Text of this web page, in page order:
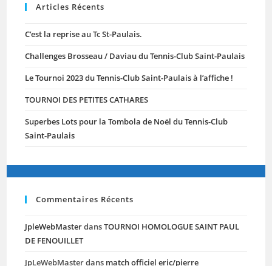
Articles Récents
C’est la reprise au Tc St-Paulais.
Challenges Brosseau / Daviau du Tennis-Club Saint-Paulais
Le Tournoi 2023 du Tennis-Club Saint-Paulais à l’affiche !
TOURNOI DES PETITES CATHARES
Superbes Lots pour la Tombola de Noël du Tennis-Club
Saint-Paulais
Commentaires Récents
JpleWebMasterdansTOURNOI HOMOLOGUE SAINT PAUL
DE FENOUILLET
JpLeWebMasterdans match officiel eric/pierre